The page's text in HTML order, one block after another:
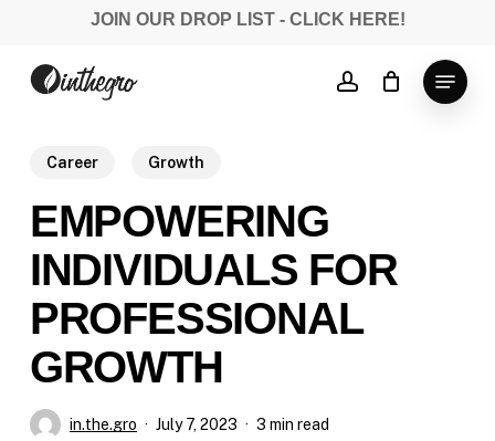
main
content
JOIN OUR DROP LIST - CLICK HERE!
account
Menu
Career Growth
EMPOWERING
INDIVIDUALS FOR
PROFESSIONAL
GROWTH
in.the.gro July 7, 2023 3 min read
Close
Menu